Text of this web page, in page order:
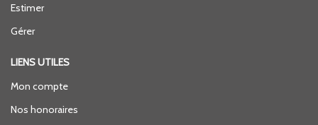
Estimer
Gérer
LIENS UTILES
Mon compte
Nos honoraires